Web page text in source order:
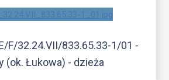
F/32.24.VII/833.65.33-1/01 -
(ok. Łukowa) - dzieża